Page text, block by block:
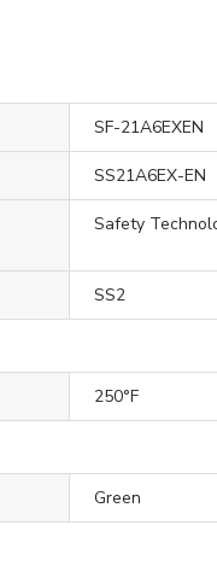
SF-21A6EXEN
SS21A6EX-EN
Safety
SS2
250°F
Green